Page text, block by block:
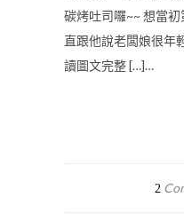
碳烤吐司囉~~ 想當
直跟他說老闆娘很年
讀圖文完整 […]…
2